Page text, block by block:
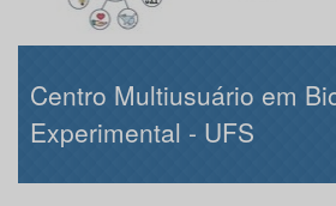
Centro Multiusuário em
Experimental - UFS